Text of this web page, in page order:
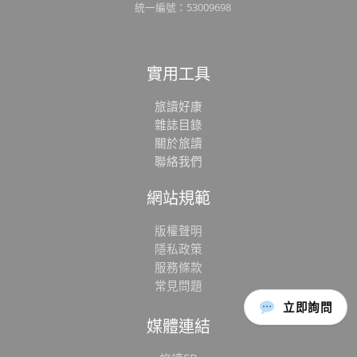
立即詢問
統一編號：53009698
實用工具
旅讀好康
雜誌目錄
關於旅讀
聯絡我們
網站規範
版權聲明
隱私政策
服務條款
常見問題
媒體連結